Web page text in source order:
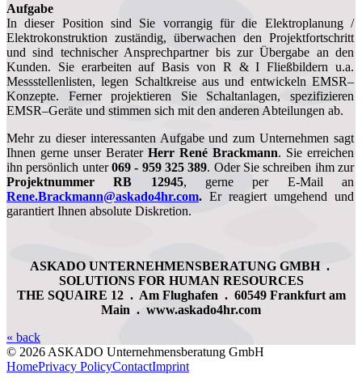
Aufgabe
In dieser Position sind Sie vorrangig für die Elektroplanung /
Elektrokonstruktion zuständig, überwachen den Projektfortschritt
und sind technischer Ansprechpartner bis zur Übergabe an den
Kunden. Sie erarbeiten auf Basis von R & I Fließbildern u.a.
Messstellenlisten, legen Schaltkreise aus und entwickeln EMSR–
Konzepte. Ferner projektieren Sie Schaltanlagen, spezifizieren
EMSR–Geräte und stimmen sich mit den anderen Abteilungen ab.
Mehr zu dieser interessanten Aufgabe und zum Unternehmen sagt
Ihnen gerne unser Berater Herr René Brackmann. Sie erreichen
ihn persönlich unter069 - 959 325 389. Oder Sie schreiben ihm zur
Projektnummer RB 12945, gerne per E-Mail an
Rene.Brackmann@askado4hr.com. Er reagiert umgehend und
garantiert Ihnen absolute Diskretion.
ASKADO UNTERNEHMENSBERATUNG GMBH .
SOLUTIONS FOR HUMAN RESOURCES
THE SQUAIRE 12 . Am Flughafen .60549 Frankfurt am
Main . www.askado4hr.com
« back
© 2026 ASKADO Unternehmensberatung GmbH
HomePrivacy PolicyContactImprint